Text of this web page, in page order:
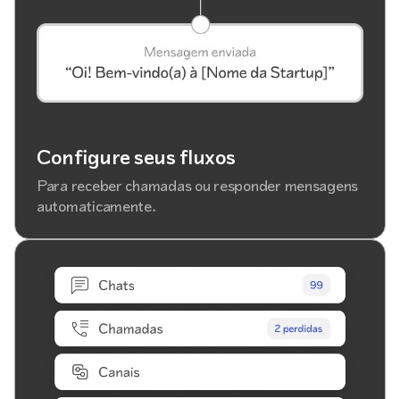
Configure seus fluxos
Para receber chamadas ou responder mensagens
automaticamente.